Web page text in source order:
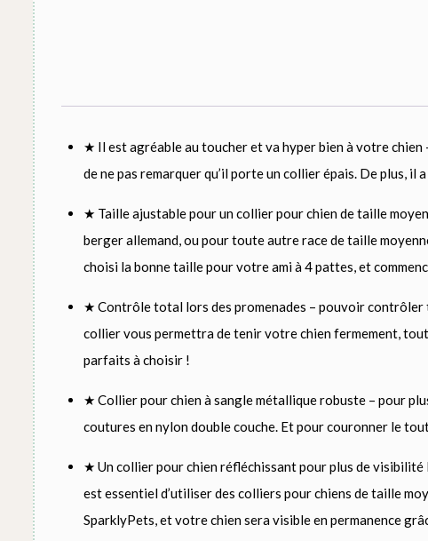
★ Il est agréable au toucher et va hyper bien à votre
de ne pas remarquer qu’il porte un collier épais. De plus,
★ Taille ajustable pour un collier pour chien de taille
berger allemand, ou pour toute autre race de taille
choisi la bonne taille pour votre ami à 4 pattes, et
★ Contrôle total lors des promenades – pouvoir contrôler
collier vous permettra de tenir votre chien fermement,
parfaits à choisir !
★ Collier pour chien à sangle métallique robuste – pour
coutures en nylon double couche. Et pour couronner le
★ Un collier pour chien réfléchissant pour plus de
est essentiel d’utiliser des colliers pour chiens de taille
SparklyPets, et votre chien sera visible en permanence